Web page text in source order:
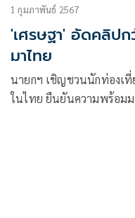
1 กุมภาพันธ์ 2567
'เศรษฐา' อัดคลิป
มาไทย
นายกฯ เชิญชวนนักท่องเที่
ในไทย ยืนยันความพร้อม